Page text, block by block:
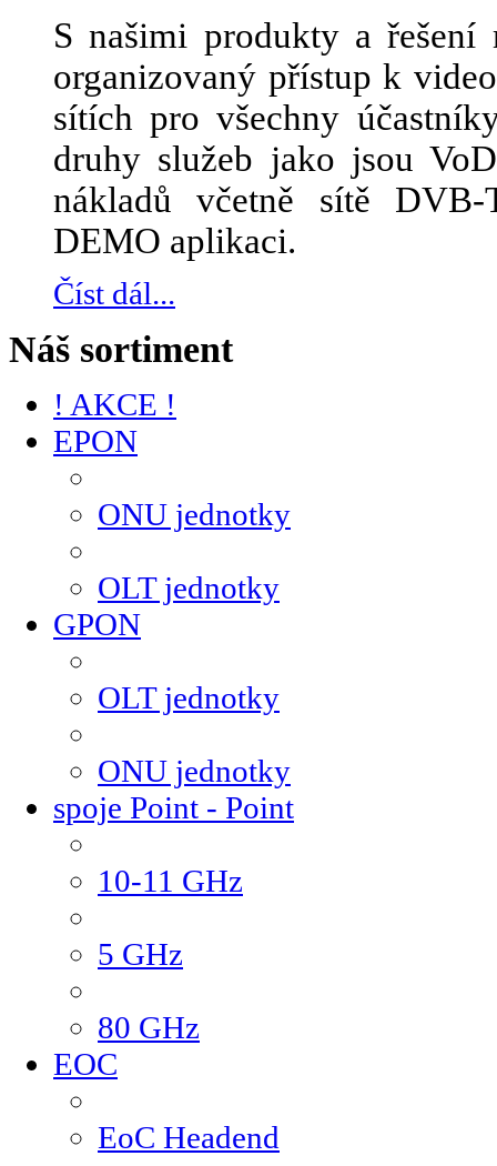
S našimi produkty a řešení
organizovaný přístup k
sítích pro všechny
druhy služeb jako jsou
nákladů včetně sítě
DEMO aplikaci.
Číst dál...
Náš sortiment
! AKCE !
EPON
ONU jednotky
OLT jednotky
GPON
OLT jednotky
ONU jednotky
spoje Point - Point
10-11 GHz
5 GHz
80 GHz
EOC
EoC Headend